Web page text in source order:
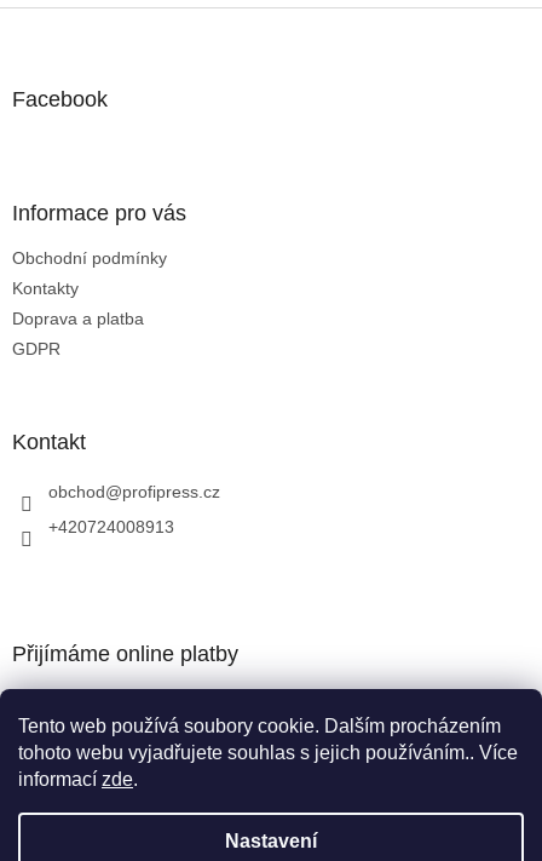
Tento web používá soubory cookie. Dalším procházením
tohoto webu vyjadřujete souhlas s jejich používáním.. Více
informací zde.
Nastavení
Facebook
Informace pro vás
Obchodní podmínky
Kontakty
Doprava a platba
GDPR
Kontakt
obchod@profipress.cz
+420724008913
Přijímáme online platby